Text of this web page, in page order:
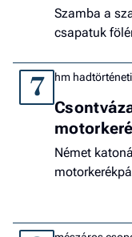
Szamba a
csapatuk
7 hm
Német